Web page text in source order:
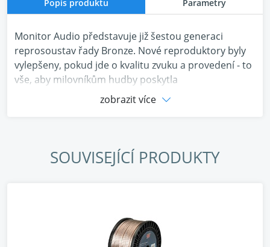
Popis produktu Parametry
Monitor Audio představuje již šestou generaci
reprosoustav řady Bronze. Nové reproduktory byly
vylepšeny, pokud jde o kvalitu zvuku a provedení - to
vše, aby milovníkům hudby poskytla
nezapomenutelný zážitek.
charakteristickým výškovým reproduktorem C-CAM
Gold Dome zajišťuje rovnoměrnější rozptyl zvuku,
Akusticky průhledné mřížky zakrývající tweeter, které
jsou pro Monitor Audio charakteristické, mají
hexagonální „očka“ a dávají tím reprosoustavám
zobrazit více
SOUVISEJÍCÍ PRODUKTY